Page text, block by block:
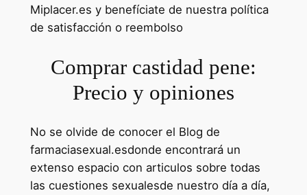
Miplacer.es y benefíciate de nuestra política
de satisfacción o reembolso
Comprar castidad pene:
Precio y opiniones
No se olvide de conocer el Blog de
farmaciasexual.esdonde encontrará un
extenso espacio con articulos sobre todas
las cuestiones sexualesde nuestro día a día,